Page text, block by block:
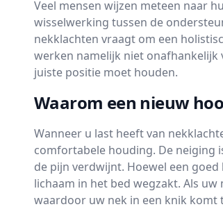
Veel mensen wijzen meteen naar
wisselwerking tussen de
nekklachten vraagt om een
werken namelijk niet onafhankelijk
juiste positie moet houden.
Waarom een nieuw
Wanneer u last heeft van
comfortabele houding. De neiging
de pijn verdwijnt. Hoewel een
lichaam in het bed wegzakt. Als
waardoor uw nek in een knik komt